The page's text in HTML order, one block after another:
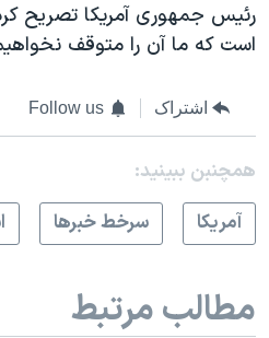
رئیس جمهوری آمریکا تصریح
است که ما آن را متوقف
اشتراک Follow us
همچنبن ببینید:
آمريکا
سرخط خبرها
مطالب مرتبط